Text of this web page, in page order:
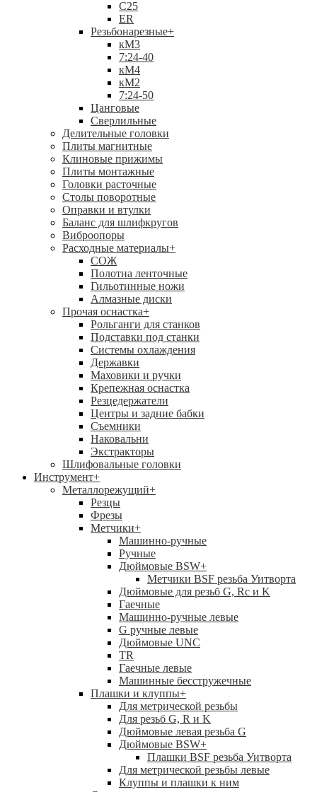
С25
ER
Резьбонарезные+
кМ3
7:24-40
кМ4
кМ2
7:24-50
Цанговые
Сверлильные
Делительные головки
Плиты магнитные
Клиновые прижимы
Плиты монтажные
Головки расточные
Столы поворотные
Оправки и втулки
Баланс для шлифкругов
Виброопоры
Расходные материалы+
СОЖ
Полотна ленточные
Гильотинные ножи
Алмазные диски
Прочая оснастка+
Рольганги для станков
Подставки под станки
Системы охлаждения
Державки
Маховики и ручки
Крепежная оснастка
Резцедержатели
Центры и задние бабки
Съемники
Наковальни
Экстракторы
Шлифовальные головки
Инструмент+
Металлорежущий+
Резцы
Фрезы
Метчики+
Машинно-ручные
Ручные
Дюймовые BSW+
Метчики BSF резьба Уитворта
Дюймовые для резьб G, Rc и K
Гаечные
Машинно-ручные левые
G ручные левые
Дюймовые UNC
TR
Гаечные левые
Машинные бесстружечные
Плашки и клуппы+
Для метрической резьбы
Для резьб G, R и K
Дюймовые левая резьба G
Дюймовые BSW+
Плашки BSF резьба Уитворта
Для метрической резьбы левые
Клуппы и плашки к ним